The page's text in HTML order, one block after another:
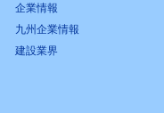
企業情報
九州企業情報
建設業界